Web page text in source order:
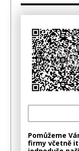
Pomůžeme
firmy včetně